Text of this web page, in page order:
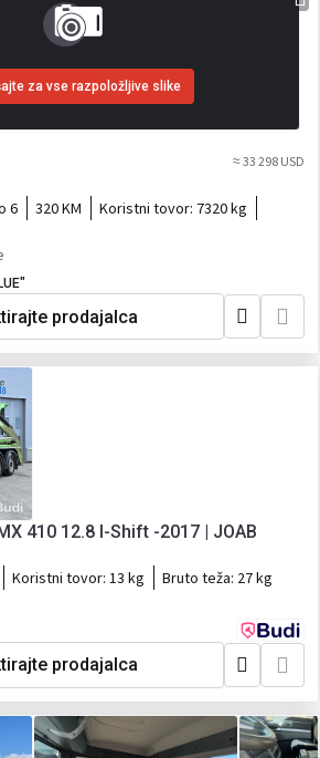
za vse razpoložljive slike
≈ 33 298 USD
6 320 KM Koristni tovor: 7320 kg
prodajalca
410 12.8 I-Shift -2017 | JOAB
Koristni tovor: 13 kg Bruto teža: 27 kg
prodajalca